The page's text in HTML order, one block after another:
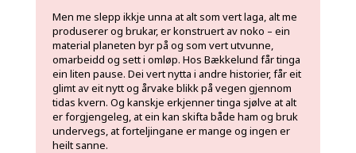
Men me slepp ikkje unna at alt som vert laga, alt me
produserer og brukar, er konstruert av noko – ein
material planeten byr på og som vert utvunne,
omarbeidd og sett i omløp. Hos Bækkelund får tinga
ein liten pause. Dei vert nytta i andre historier, får eit
glimt av eit nytt og årvake blikk på vegen gjennom
tidas kvern. Og kanskje erkjenner tinga sjølve at alt
er forgjengeleg, at ein kan skifta både ham og bruk
undervegs, at forteljingane er mange og ingen er
heilt sanne.